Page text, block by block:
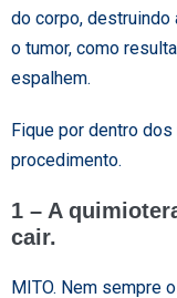
do corpo,
o tumor, como
espalhem.
Fique por dentro
procedimento.
1 – A
cair.
MITO. Nem sempre